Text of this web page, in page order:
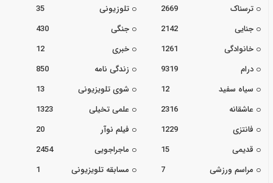
ترسناک
2669 تلوزیونی
35
جنایی
2142 جنگی
430
خانوادگی
1261 خبری
12
درام
9319 زندگی نامه
850
سیاه سفید
12 شوی تلویزیونی
13
عاشقانه
2316 علمی تخیلی
1323
فانتزی
1229 فیلم نوآر
20
قدیمی
15 ماجراجویی
2454
مراسم ورزشی
7 مسابقه تلویزیونی
1